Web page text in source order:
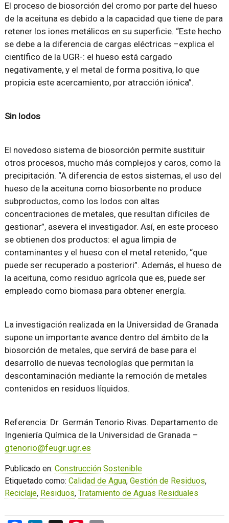
El proceso de biosorción del cromo por parte del hueso
de la aceituna es debido a la capacidad que tiene de para
retener los iones metálicos en su superficie. “Este hecho
se debe a la diferencia de cargas eléctricas –explica el
científico de la UGR-: el hueso está cargado
negativamente, y el metal de forma positiva, lo que
propicia este acercamiento, por atracción iónica”.
Sin lodos
El novedoso sistema de biosorción permite sustituir
otros procesos, mucho más complejos y caros, como la
precipitación. “A diferencia de estos sistemas, el uso del
hueso de la aceituna como biosorbente no produce
subproductos, como los lodos con altas
concentraciones de metales, que resultan difíciles de
gestionar”, asevera el investigador. Así, en este proceso
se obtienen dos productos: el agua limpia de
contaminantes y el hueso con el metal retenido, “que
puede ser recuperado a posteriori”. Además, el hueso de
la aceituna, como residuo agrícola que es, puede ser
empleado como biomasa para obtener energía.
La investigación realizada en la Universidad de Granada
supone un importante avance dentro del ámbito de la
biosorción de metales, que servirá de base para el
desarrollo de nuevas tecnologías que permitan la
descontaminación mediante la remoción de metales
contenidos en residuos líquidos.
Referencia: Dr. Germán Tenorio Rivas. Departamento de
Ingeniería Química de la Universidad de Granada –
gtenorio@feugr.ugr.es
Publicado en: Construcción Sostenible
Etiquetado como: Calidad de Agua, Gestión de Residuos,
Reciclaje, Residuos, Tratamiento de Aguas Residuales